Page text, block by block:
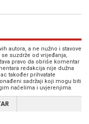
autora, a ne nužno i stavove
suzdrže od vrijeđanja,
pravo da obriše komentar
redakcija nije dužna
također prihvatate
sadržaji koji mogu biti
načelima i uvjerenjima.